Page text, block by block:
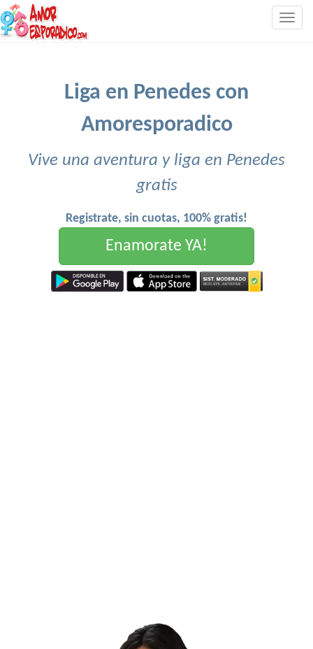
Liga en Penedes con
Amoresporadico
Vive una aventura y liga en Penedes
gratis
Registrate, sin cuotas, 100% gratis!
Enamorate YA!